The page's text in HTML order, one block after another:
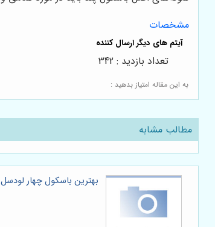
مشخصات
به این مقاله امتیاز بدهید :
تعداد بازدید : 342
مطالب مشابه
بهترین باسکول چهار